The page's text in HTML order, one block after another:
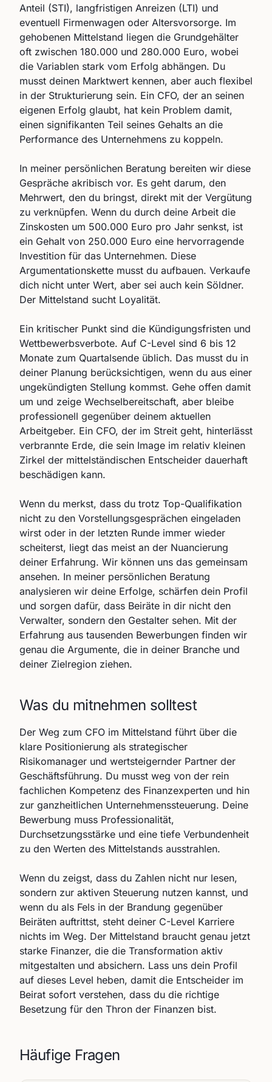
Anteil (STI), langfristigen Anreizen (LTI) und
eventuell Firmenwagen oder Altersvorsorge. Im
gehobenen Mittelstand liegen die Grundgehälter
oft zwischen 180.000 und 280.000 Euro, wobei
die Variablen stark vom Erfolg abhängen. Du
musst deinen Marktwert kennen, aber auch flexibel
in der Strukturierung sein. Ein CFO, der an seinen
eigenen Erfolg glaubt, hat kein Problem damit,
einen signifikanten Teil seines Gehalts an die
Performance des Unternehmens zu koppeln.
In meiner persönlichen Beratung bereiten wir diese
Gespräche akribisch vor. Es geht darum, den
Mehrwert, den du bringst, direkt mit der Vergütung
zu verknüpfen. Wenn du durch deine Arbeit die
Zinskosten um 500.000 Euro pro Jahr senkst, ist
ein Gehalt von 250.000 Euro eine hervorragende
Investition für das Unternehmen. Diese
Argumentationskette musst du aufbauen. Verkaufe
dich nicht unter Wert, aber sei auch kein Söldner.
Der Mittelstand sucht Loyalität.
Ein kritischer Punkt sind die Kündigungsfristen und
Wettbewerbsverbote. Auf C-Level sind 6 bis 12
Monate zum Quartalsende üblich. Das musst du in
deiner Planung berücksichtigen, wenn du aus einer
ungekündigten Stellung kommst. Gehe offen damit
um und zeige Wechselbereitschaft, aber bleibe
professionell gegenüber deinem aktuellen
Arbeitgeber. Ein CFO, der im Streit geht, hinterlässt
verbrannte Erde, die sein Image im relativ kleinen
Zirkel der mittelständischen Entscheider dauerhaft
beschädigen kann.
Wenn du merkst, dass du trotz Top-Qualifikation
nicht zu den Vorstellungsgesprächen eingeladen
wirst oder in der letzten Runde immer wieder
scheiterst, liegt das meist an der Nuancierung
deiner Erfahrung. Wir können uns das gemeinsam
ansehen. In meiner persönlichen Beratung
analysieren wir deine Erfolge, schärfen dein Profil
und sorgen dafür, dass Beiräte in dir nicht den
Verwalter, sondern den Gestalter sehen. Mit der
Erfahrung aus tausenden Bewerbungen finden wir
genau die Argumente, die in deiner Branche und
deiner Zielregion ziehen.
Was du mitnehmen solltest
Der Weg zum CFO im Mittelstand führt über die
klare Positionierung als strategischer
Risikomanager und wertsteigernder Partner der
Geschäftsführung. Du musst weg von der rein
fachlichen Kompetenz des Finanzexperten und hin
zur ganzheitlichen Unternehmenssteuerung. Deine
Bewerbung muss Professionalität,
Durchsetzungsstärke und eine tiefe Verbundenheit
zu den Werten des Mittelstands ausstrahlen.
Wenn du zeigst, dass du Zahlen nicht nur lesen,
sondern zur aktiven Steuerung nutzen kannst, und
wenn du als Fels in der Brandung gegenüber
Beiräten auftrittst, steht deiner C-Level Karriere
nichts im Weg. Der Mittelstand braucht genau jetzt
starke Finanzer, die die Transformation aktiv
mitgestalten und absichern. Lass uns dein Profil
auf dieses Level heben, damit die Entscheider im
Beirat sofort verstehen, dass du die richtige
Besetzung für den Thron der Finanzen bist.
Häufige Fragen